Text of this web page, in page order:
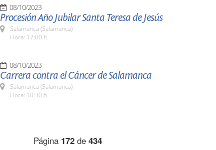
08/10/2023
Procesión Año Jubilar Santa Teresa de Jesús
Salamanca (Salamanca)
Hora: 17:00 h.
08/10/2023
Carrera contra el Cáncer de Salamanca
Salamanca (Salamanca)
Hora: 10:30 h.
Página 172de 434